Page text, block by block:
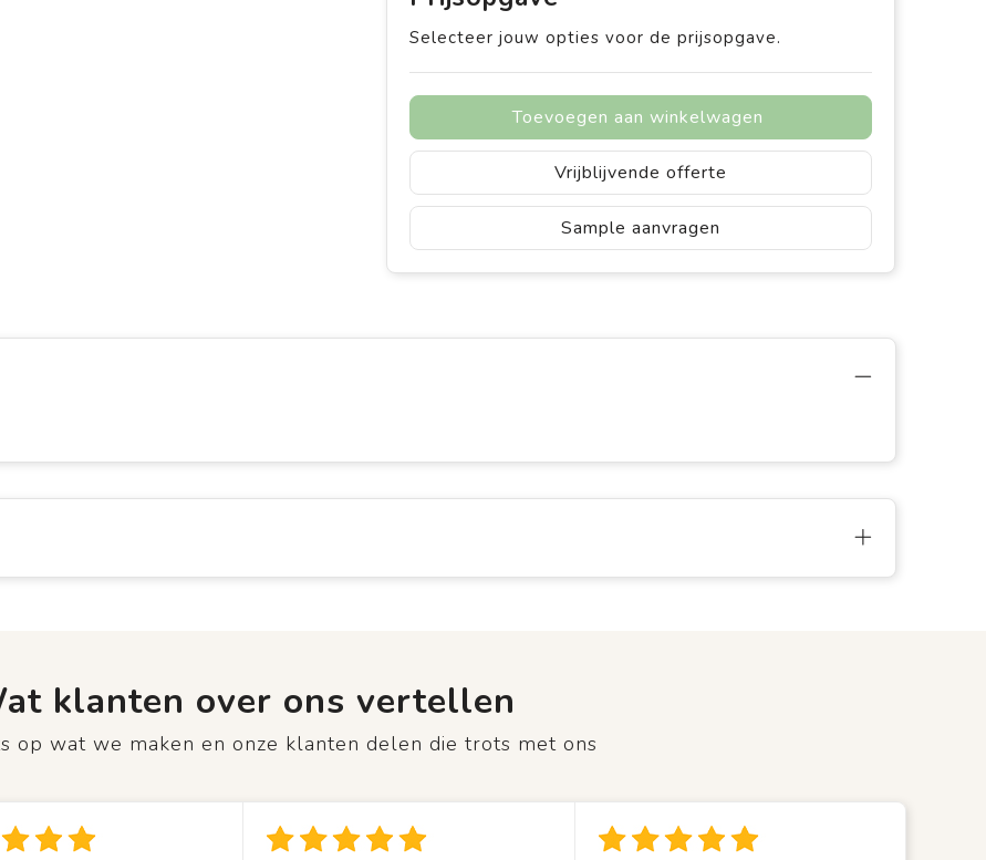
Selecteer jouw opties voor de prijsopgave.
Toevoegen aan winkelwagen
Vrijblijvende offerte
Sample aanvragen
klanten over ons vertellen
op wat we maken en onze klanten delen die trots met ons